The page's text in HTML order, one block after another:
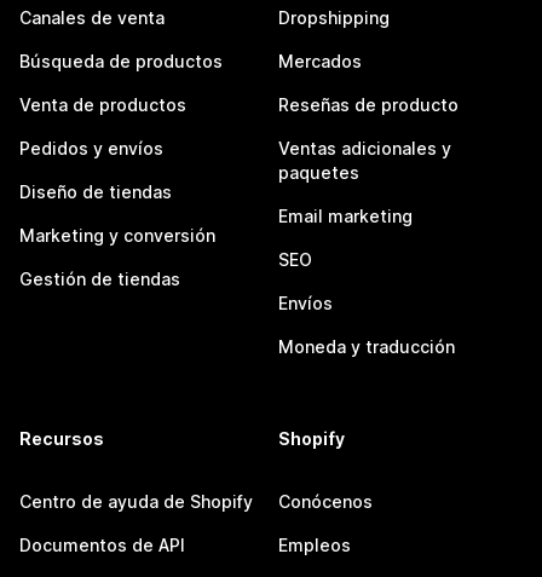
Canales de venta
Búsqueda de productos
Venta de productos
Pedidos y envíos
Diseño de tiendas
Marketing y conversión
Gestión de tiendas
Dropshipping
Mercados
Reseñas de producto
Ventas adicionales y
paquetes
Email marketing
SEO
Envíos
Moneda y traducción
Recursos
Centro de ayuda de Shopify
Documentos de API
Shopify
Conócenos
Empleos